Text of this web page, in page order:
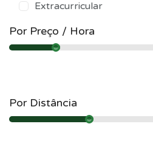
Extracurricular
Por Preço / Hora
Por Distância